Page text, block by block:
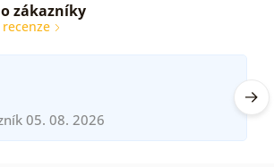
zákazníky
05. 08. 2026